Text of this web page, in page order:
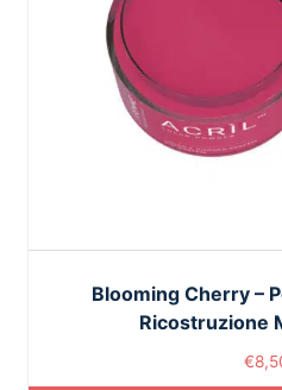
Blooming Cherry –
Ricostruzione
€